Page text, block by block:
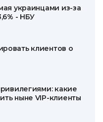
украинцами из-за
- НБУ
клиентов о
какие
ныне VIP-клиенты